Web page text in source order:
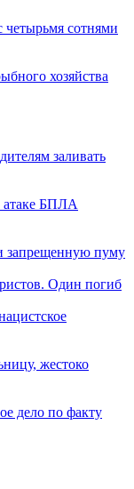
четырьмя сотнями
хозяйства
заливать
БПЛА
запрещенную пуму
Один погиб
жестоко
дело по факту